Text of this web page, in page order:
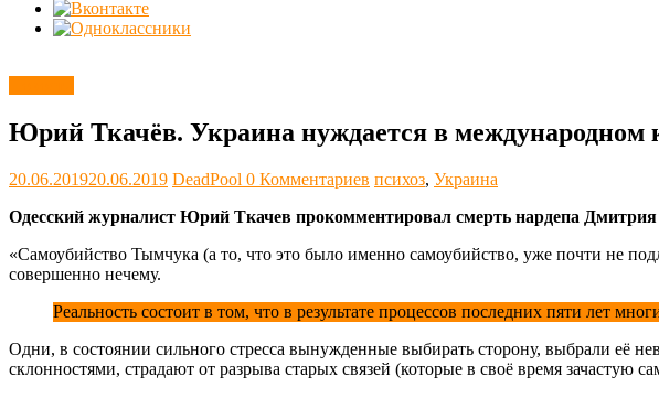
Юрий Ткачёв. Украина нуждается в международном
20.06.201920.06.2019 DeadPool 0 Комментариев психоз, Украина
Одесский журналист Юрий Ткачев прокомментировал смерть нардепа
«Самоубийство Тымчука (а то, что это было именно самоубийство, уже почти не
совершенно нечему.
Реальность состоит в том, что в результате процессов последних пяти лет
Одни, в состоянии сильного стресса вынужденные выбирать сторону, выбрали её
склонностями, страдают от разрыва старых связей (которые в своё время зачастую